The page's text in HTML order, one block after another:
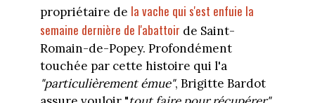
propriétaire de la vache qui s'est enfuie la
semaine dernière de l'abattoir de Saint-
Romain-de-Popey. Profondément
touchée par cette histoire qui l'a
"particulièrement émue", Brigitte Bardot